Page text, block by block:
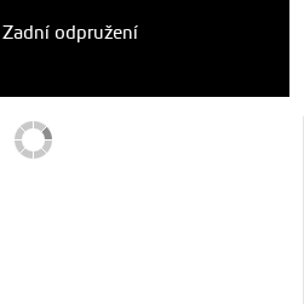
odpružení